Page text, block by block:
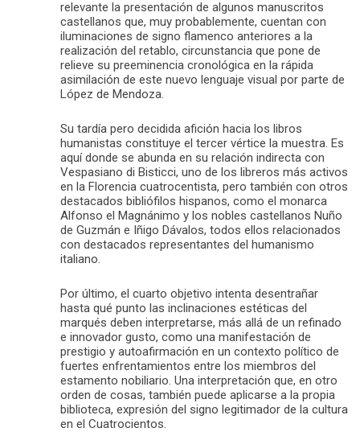
relevante la presentación de algunos manuscritos
castellanos que, muy probablemente, cuentan con
iluminaciones de signo flamenco anteriores a la
realización del retablo, circunstancia que pone de
relieve su preeminencia cronológica en la rápida
asimilación de este nuevo lenguaje visual por parte de
López de Mendoza.
Su tardía pero decidida afición hacia los libros
humanistas constituye el tercer vértice la muestra. Es
aquí donde se abunda en su relación indirecta con
Vespasiano di Bisticci, uno de los libreros más activos
en la Florencia cuatrocentista, pero también con otros
destacados bibliófilos hispanos, como el monarca
Alfonso el Magnánimo y los nobles castellanos Nuño
de Guzmán e Iñigo Dávalos, todos ellos relacionados
con destacados representantes del humanismo
italiano.
Por último, el cuarto objetivo intenta desentrañar
hasta qué punto las inclinaciones estéticas del
marqués deben interpretarse, más allá de un refinado
e innovador gusto, como una manifestación de
prestigio y autoafirmación en un contexto político de
fuertes enfrentamientos entre los miembros del
estamento nobiliario. Una interpretación que, en otro
orden de cosas, también puede aplicarse a la propia
biblioteca, expresión del signo legitimador de la cultura
en el Cuatrocientos.